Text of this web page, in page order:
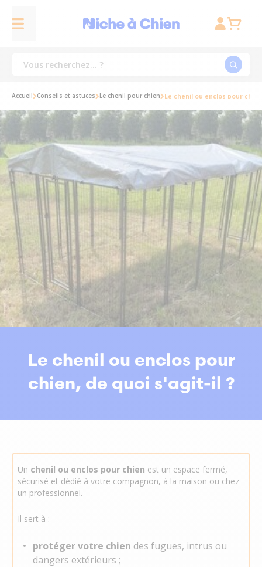
Accueil Conseils et astuces Le chenil pour chien Le chenil ou enclos pour
Le chenil ou enclos pour
chien, de quoi s'agit-il ?
Un chenil ou enclos pour chien est un espace fermé,
sécurisé et dédié à votre compagnon, à la maison ou chez
un professionnel.
Il sert à :
protéger votre chien des fugues, intrus ou
dangers extérieurs ;